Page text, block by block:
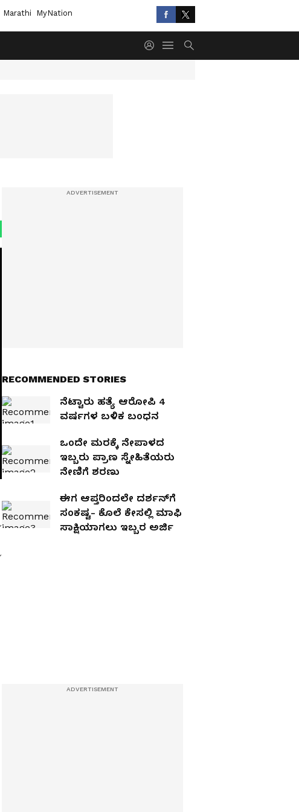
Marathi MyNation
RECOMMENDED STORIES
ನೆಟ್ಟಾರು ಹತ್ಯೆ ಆರೋಪಿ 4
ವರ್ಷಗಳ ಬಳಿಕ ಬಂಧನ
ಒಂದೇ ಮರಕ್ಕೆ ನೇಪಾಳದ
ಇಬ್ಬರು ಪ್ರಾಣ ಸ್ನೇಹಿತೆಯರು
ನೇಣಿಗೆ ಶರಣು
ಈಗ ಆಪ್ತರಿಂದಲೇ ದರ್ಶನ್‌ಗೆ
ಸಂಕಷ್ಟ- ಕೊಲೆ ಕೇಸಲ್ಲಿ ಮಾಫಿ
ಸಾಕ್ಷಿಯಾಗಲು ಇಬ್ಬರ ಅರ್ಜಿ